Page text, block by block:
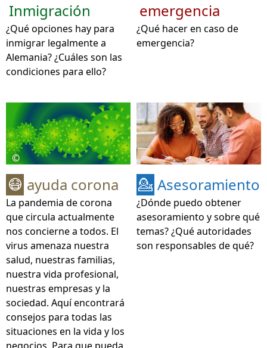
Inmigración
¿Qué opciones hay para
inmigrar legalmente a
Alemania? ¿Cuáles son las
condiciones para ello?
emergencia
¿Qué hacer en caso de
emergencia?
©
😷 ayuda corona
La pandemia de corona
que circula actualmente
nos concierne a todos. El
virus amenaza nuestra
salud, nuestras familias,
nuestra vida profesional,
nuestras empresas y la
sociedad. Aquí encontrará
consejos para todas las
situaciones en la vida y los
💁 Asesoramiento
¿Dónde puedo obtener
asesoramiento y sobre qué
temas? ¿Qué autoridades
son responsables de qué?